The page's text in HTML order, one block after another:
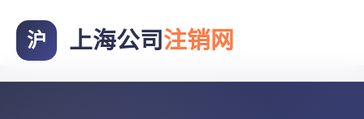
沪 上海公司注销网